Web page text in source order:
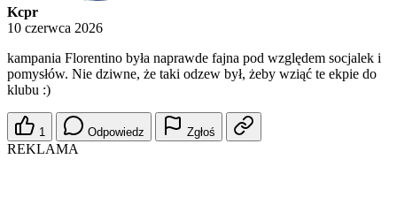
Kcpr
10 czerwca 2026
kampania Florentino była naprawde fajna pod względem socjalek i
pomysłów. Nie dziwne, że taki odzew był, żeby wziąć te ekpie do
klubu :)
1 Odpowiedz Zgłoś
REKLAMA